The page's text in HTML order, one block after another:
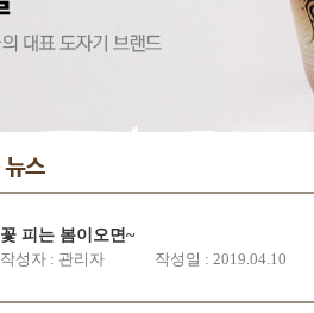
월별일정
오시는 길
꽃 피는 봄이오면~
작성자 : 관리자 작성일 : 2019.04.10